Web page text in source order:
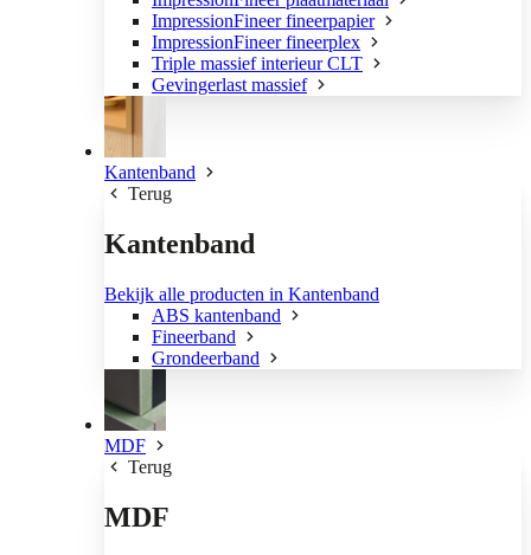
ImpressionFineer fineerpapier
ImpressionFineer fineerplex
Triple massief interieur CLT
Gevingerlast massief
Kantenband
Terug
Kantenband
Bekijk alle producten in Kantenband
ABS kantenband
Fineerband
Grondeerband
MDF
Terug
MDF